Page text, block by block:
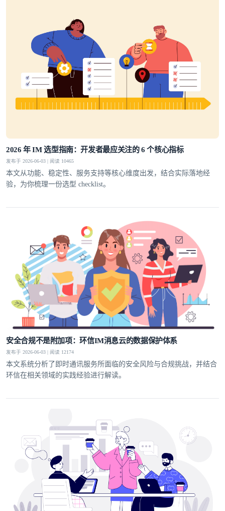
2026 年 IM 选型指南：开发者最应关注的 6 个核心指标
发布于 2026-06-03 | 阅读 10465
本文从功能、稳定性、服务支持等核心维度出发，结合实际落地经
验，为你梳理一份选型 checklist。
安全合规不是附加项：环信IM消息云的数据保护体系
发布于 2026-06-03 | 阅读 12174
本文系统分析了即时通讯服务所面临的安全风险与合规挑战，并结合
环信在相关领域的实践经验进行解读。